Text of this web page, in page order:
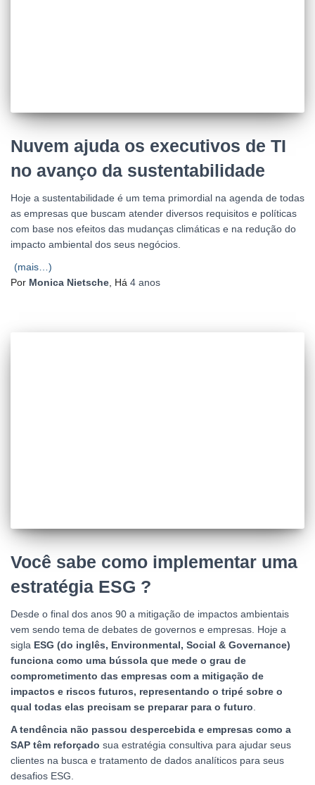
Nuvem ajuda os executivos de TI
no avanço da sustentabilidade
Hoje a sustentabilidade é um tema primordial na agenda de todas
as empresas que buscam atender diversos requisitos e políticas
com base nos efeitos das mudanças climáticas e na redução do
impacto ambiental dos seus negócios.
(mais…)
Por Monica Nietsche , Há 4 anos
Você sabe como implementar uma
estratégia ESG ?
Desde o final dos anos 90 a mitigação de impactos ambientais
vem sendo tema de debates de governos e empresas. Hoje a
sigla ESG (do inglês, Environmental, Social & Governance)
funciona como uma bússola que mede o grau de
comprometimento das empresas com a mitigação de
impactos e riscos futuros, representando o tripé sobre o
qual todas elas precisam se preparar para o futuro
A tendência não passou despercebida e empresas como a
SAP têm reforçado sua estratégia consultiva para ajudar seus
clientes na busca e tratamento de dados analíticos para seus
desafios ESG.